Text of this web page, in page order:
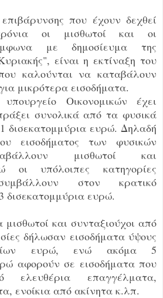
που έχουν δεχθεί
οι μισθωτοί και οι
με δημοσίευμα της
είναι η εκτίναξη του
καλούνται να καταβάλουν
μικρότερα εισοδήματα.
Οικονομικών έχει
συνολικά από τα φυσικά
δισεκατομμύρια ευρώ. Δηλαδή
εισοδήματος των φυσικών
μισθωτοί και
οι υπόλοιπες κατηγορίες
στον κρατικό
δισεκατομμύρια ευρώ.
και συνταξιούχοι από
δήλωσαν εισοδήματα ύψους
ευρώ, ενώ ακόμα 5
αφoρούν σε εισοδήματα που
ελευθέρια επαγγέλματα,
ενοίκια από ακίνητα κ.λπ.